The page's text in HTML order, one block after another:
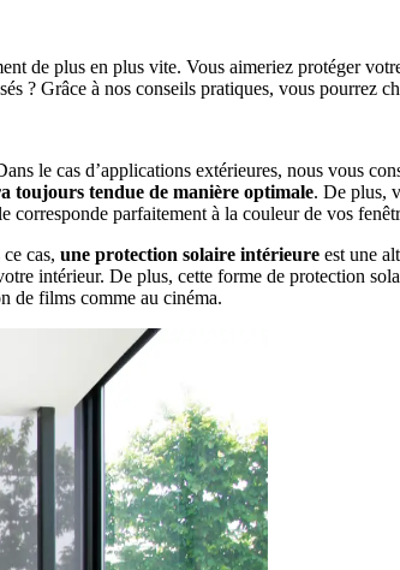
de plus en plus vite. Vous aimeriez protéger
? Grâce à nos conseils pratiques, vous pourrez
le cas d’applications extérieures, nous vous
toujours tendue de manière optimale. De plus,
parfaitement à la couleur de vos
cas, une protection solaire intérieure est une
intérieur. De plus, cette forme de protection
de films comme au cinéma.